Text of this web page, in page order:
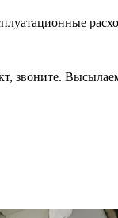
Высылаем в